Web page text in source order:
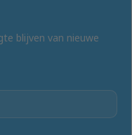
blijven van nieuwe